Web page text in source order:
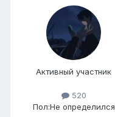
Активный участник
520
Пол:Не определился